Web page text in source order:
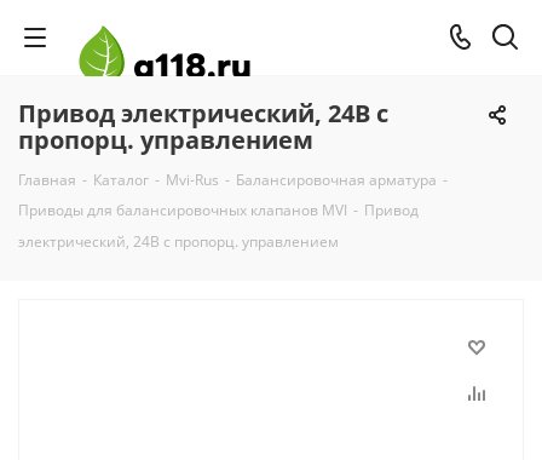
Привод электричеcкий, 24В с
пропорц. управлением
Главная - Каталог - Mvi-Rus - Балансировочная арматура -
Приводы для балансировочных клапанов MVI - Привод
электричеcкий, 24В с пропорц. управлением